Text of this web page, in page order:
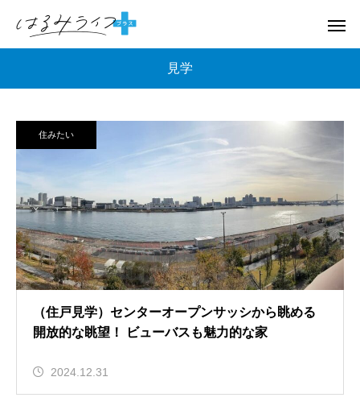
見学
住みたい
（住戸見学）センターオープンサッシから眺める
開放的な眺望！ ビューバスも魅力的な家
2024.12.31